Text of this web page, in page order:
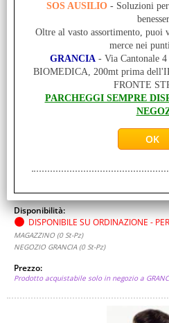
COLLARE MORBIDO - H
- Supporto cervicale
morbida a poro aperto -
laringe - Chiusura a velcro,
Cod. art.:
COLLARE CERVICALE Stati
sindrome cervicale, [...]
Disponibilità:
DISPONIBILE SU ORDINAZIONE -
MAGAZZINO (0 St-Pz)
NEGOZIO GRANCIA (0 St-Pz)
Prezzo:
Prodotto acquistabile solo in negozio a
SOS AUSILIO - Soluzioni
Oltre al vasto assortimento, puoi
merce nei
GRANCIA- Via Cantonale
BIOMEDICA, 200mt prima
FRONTE
PARCHEGGI SEMPRE